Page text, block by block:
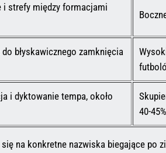
i strefy między formacjami
błyskawicznego zamknięcia
i dyktowanie tempa, około
40-45%
na konkretne nazwiska biegające po